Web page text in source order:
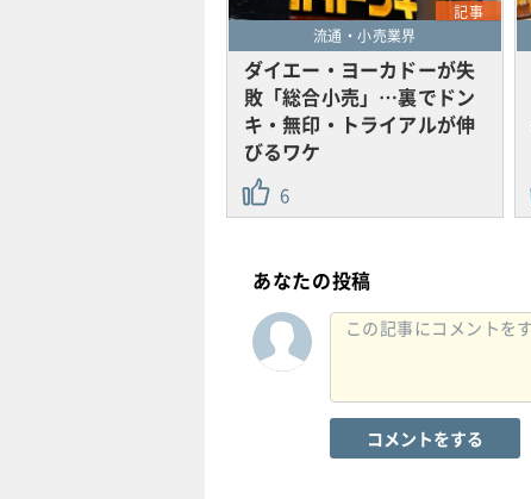
記事
流通・小売業界
ダイエー・ヨーカドーが失
敗「総合小売」…裏でドン
キ・無印・トライアルが伸
びるワケ
6
あなたの投稿
コメントをする